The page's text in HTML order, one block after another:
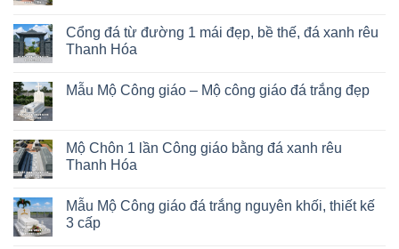
Cổng đá từ đường 1 mái đẹp, bề thế, đá xanh rêu
Thanh Hóa
Mẫu Mộ Công giáo – Mộ công giáo đá trắng đẹp
Mộ Chôn 1 lần Công giáo bằng đá xanh rêu
Thanh Hóa
Mẫu Mộ Công giáo đá trắng nguyên khối, thiết kế
3 cấp